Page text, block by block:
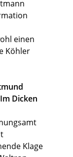
einen
Köhler
Dicken
Klage